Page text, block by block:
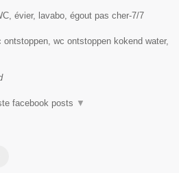
évier, lavabo, égout pas cher-7/7
ontstoppen, wc ontstoppen kokend water,
facebook posts ▼